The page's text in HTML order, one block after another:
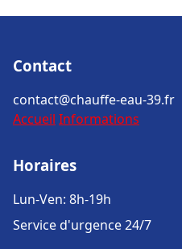
Contact
contact@chauffe-eau-39.fr
Accueil Informations
Horaires
Lun-Ven: 8h-19h
Service d'urgence 24/7